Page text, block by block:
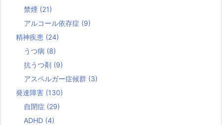
禁煙 (21)
アルコール依存症 (9)
精神疾患 (24)
うつ病 (8)
抗うつ剤 (9)
アスペルガー症候群 (3)
発達障害 (130)
自閉症 (29)
ADHD (4)